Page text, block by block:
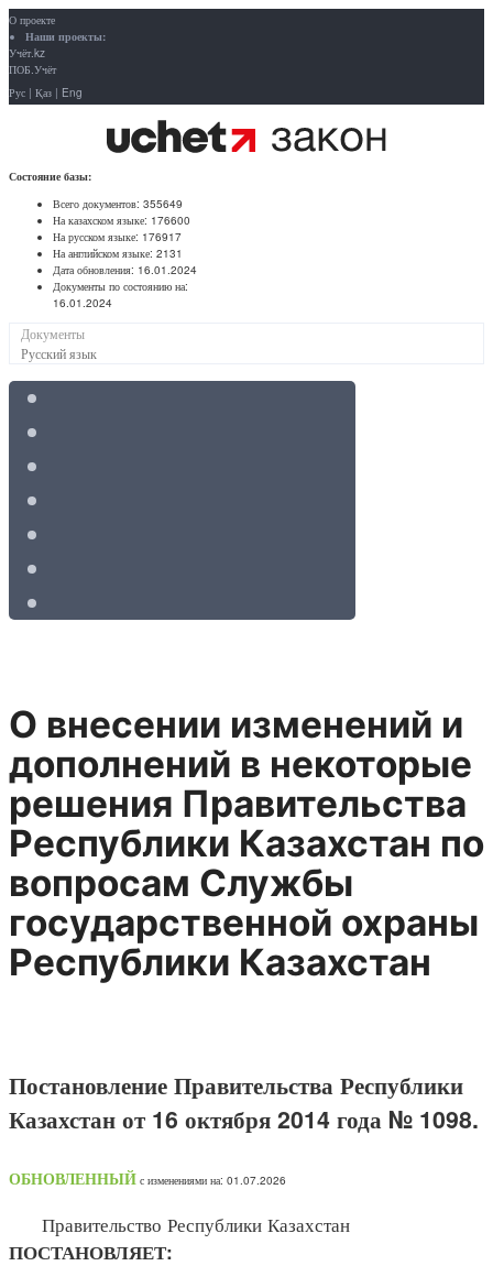
О проекте
Наши проекты:
Учёт.kz
ПОБ.Учёт
Рус | Қаз | Eng
Состояние базы:
Всего документов: 355649
На казахском языке: 176600
На русском языке: 176917
На английском языке: 2131
Дата обновления: 16.01.2024
Документы по состоянию на:
16.01.2024
Документы
Русский язык
О внесении изменений и
дополнений в некоторые
решения Правительства
Республики Казахстан по
вопросам Службы
государственной охраны
Республики Казахстан
Постановление Правительства Республики
Казахстан от 16 октября 2014 года № 1098.
ОБНОВЛЕННЫЙ с изменениями на: 01.07.2026
Правительство Республики Казахстан
ПОСТАНОВЛЯЕТ: